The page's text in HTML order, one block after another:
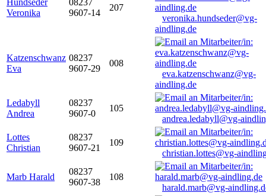
Hundseder
Veronika
08237
9607-14
207
veronika.hundseder@vg-
aindling.de
Katzenschwanz
Eva
08237
9607-29
008
eva.katzenschwanz@vg-
aindling.de
Ledabyll
Andrea
08237
9607-0
105
andrea.ledabyll@vg-
Lottes
Christian
08237
9607-21
109
christian.lottes@vg-
Marb Harald
08237
9607-38
108
harald.marb@vg-